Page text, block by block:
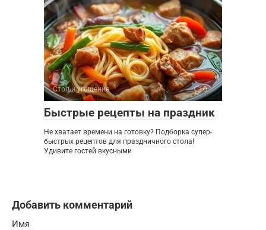
Стол и угощение 0
Быстрые рецепты на праздник
Не хватает времени на готовку? Подборка супер-
быстрых рецептов для праздничного стола!
Удивите гостей вкусными
Добавить комментарий
Имя